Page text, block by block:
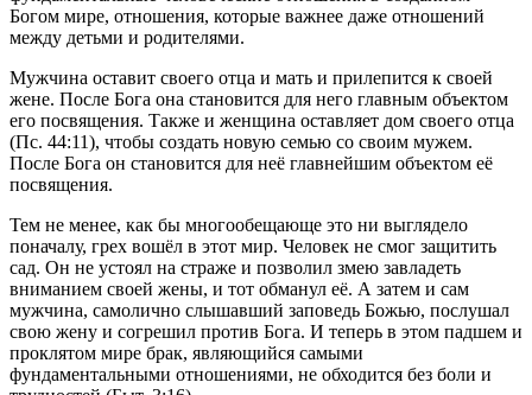
Богом мире, отношения, которые важнее даже отношений
между детьми и родителями.
Мужчина оставит своего отца и мать и прилепится к своей
жене. После Бога она становится для него главным объектом
его посвящения. Также и женщина оставляет дом своего отца
(Пс. 44:11), чтобы создать новую семью со своим мужем.
После Бога он становится для неё главнейшим объектом её
посвящения.
Тем не менее, как бы многообещающе это ни выглядело
поначалу, грех вошёл в этот мир. Человек не смог защитить
сад. Он не устоял на страже и позволил змею завладеть
вниманием своей жены, и тот обманул её. А затем и сам
мужчина, самолично слышавший заповедь Божью, послушал
свою жену и согрешил против Бога. И теперь в этом падшем и
проклятом мире брак, являющийся самыми
фундаментальными отношениями, не обходится без боли и